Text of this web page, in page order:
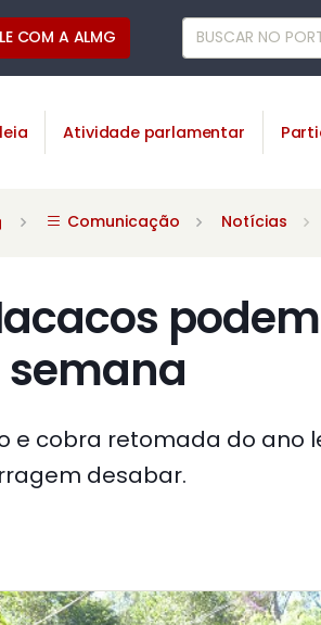
COM A ALMG
Atividade parlamentar
Comunicação Notícias
e cobra retomada do ano
desabar.